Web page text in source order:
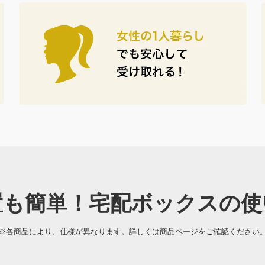
簡単！宅配ボックスの
各商品により、仕様が異なります。詳しくは商品ページをご確認ください